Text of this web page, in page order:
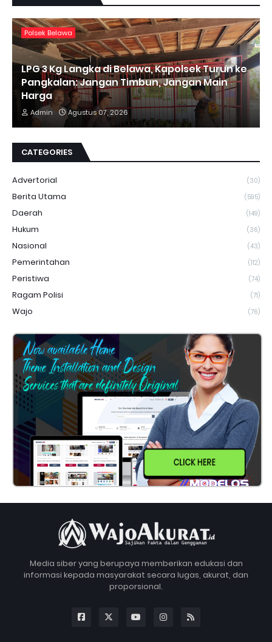
Polsek Belawa
LPG 3 Kg Langka di Belawa, Kapolsek Turun ke
Pangkalan: Jangan Timbun, Jangan Main
Harga
Admin Agustus 07, 2026
CATEGORIES
Advertorial (30)
Berita Utama (595)
Daerah (149)
Hukum (36)
Nasional (43)
Pemerintahan (112)
Peristiwa (74)
Ragam Polisi (71)
Wajo (76)
CLICK HERE
Media siber yang berupaya memberikan edukasi dan
informasi kepada masyarakat secara lugas, akurat, dan
proporsional.